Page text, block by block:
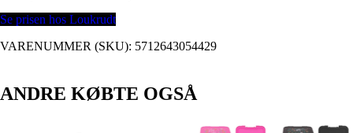
Se prisen hos Loukrudt
VARENUMMER (SKU): 5712643054429
ANDRE KØBTE OGSÅ